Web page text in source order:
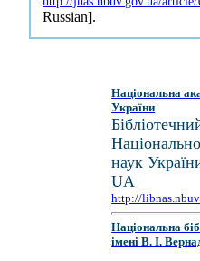
Russian].
Національна
України
наук
UA
http://
Національна
імені В. І.